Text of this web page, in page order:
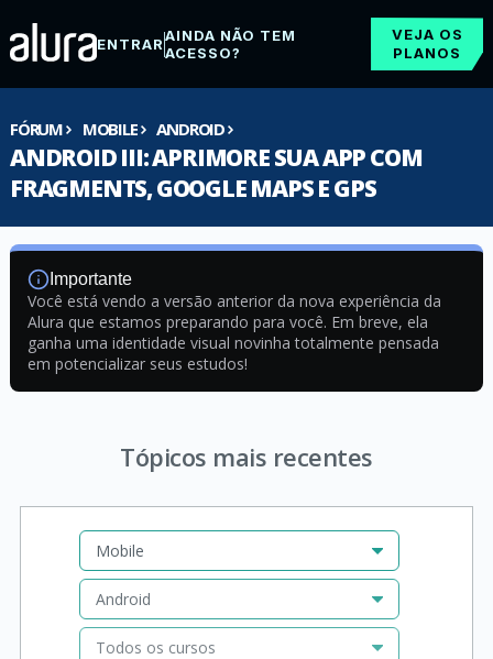
ENTRARAINDA NÃO TEM
ACESSO?
VEJA OS
PLANOS
FÓRUM MOBILE ANDROID
ANDROID III: APRIMORE SUA APP COM
FRAGMENTS, GOOGLE MAPS E GPS
Importante
Você está vendo a versão anterior da nova experiência da
Alura que estamos preparando para você. Em breve, ela
ganha uma identidade visual novinha totalmente pensada
em potencializar seus estudos!
Tópicos mais recentes
Mobile
Android
Todos os cursos